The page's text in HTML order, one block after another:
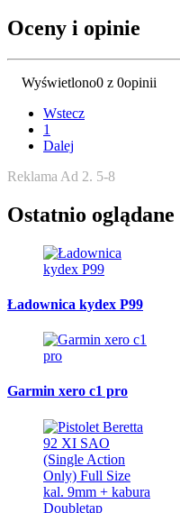
Oceny i opinie
Wyświetlono0 z 0opinii
Wstecz
1
Dalej
Reklama Ad 2. 5-8
Ostatnio oglądane
Ładownica kydex P99
Garmin xero c1 pro